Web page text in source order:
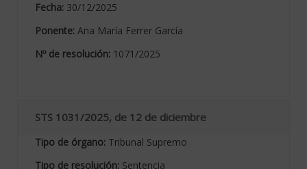
Fecha: 30/12/2025
Ponente: Ana María Ferrer García
Nº de resolución: 1071/2025
STS 1031/2025, de 12 de diciembre
Tipo de órgano: Tribunal Supremo
Tipo de resolución: Sentencia